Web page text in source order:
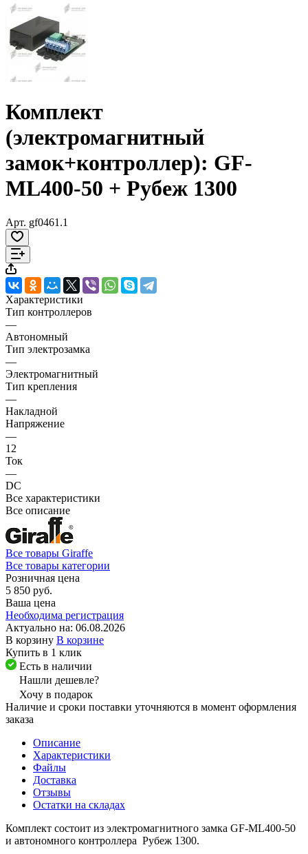
Комплект
(электромагнитный
замок+контроллер): GF-
ML400-50 + Рубеж 1300
Арт. gf0461.1
Характеристики
Тип контроллеров
—
Автономный
Тип электрозамка
—
Электромагнитный
Тип крепления
—
Накладной
Напряжение
—
12
Ток
—
DC
Все характеристики
Все описание
Все товары Giraffe
Все товары категории
Розничная цена
5 850 руб.
Ваша цена
Необходима регистрация
Актуально на: 06.08.2026
В корзину В корзине
Купить в 1 клик
Есть в наличии
Нашли дешевле?
Хочу в подарок
Наличие и сроки поставки уточняются в момент оформления
заказа
Описание
Характеристики
Файлы
Доставка
Отзывы
Остатки на складах
Комплект состоит из электромагнитного замка GF-ML400-50
и автономного контроллера Рубеж 1300.